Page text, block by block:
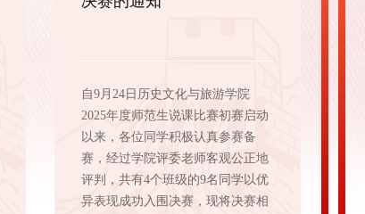
自9月24日历史文化与旅游学院
2025年度师范生说课比赛初赛启动
以来，各位同学积极认真参赛备
赛，经过学院评委老师客观公正地
评判，共有4个班级的9名同学以优
异表现成功入围决赛，现将决赛相